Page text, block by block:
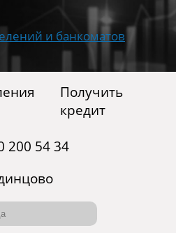
Получить
кредит
200 54 34